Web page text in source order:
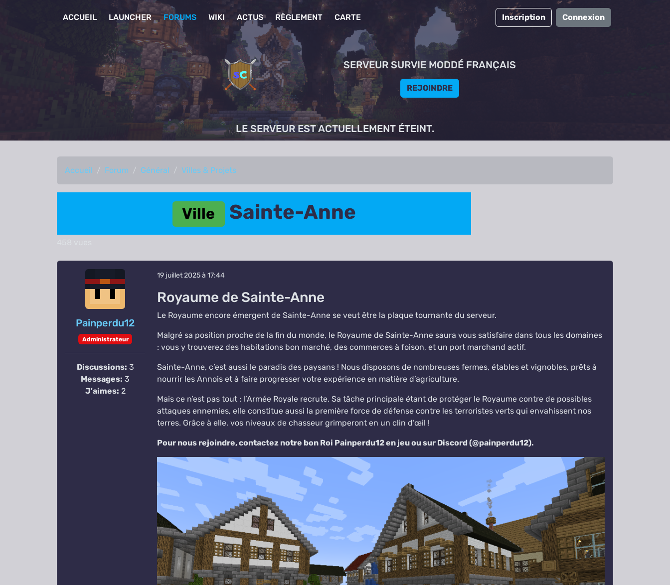
ACCUEIL LAUNCHER FORUMS WIKI ACTUS RÈGLEMENT CARTE Inscription Connexion
SERVEUR SURVIE MODDÉ FRANÇAIS
REJOINDRE
LE SERVEUR EST ACTUELLEMENT ÉTEINT.
Accueil Forum Général Villes & Projets
Ville Sainte-Anne
Painperdu12
Administrateur
Discussions: 3
Messages: 3
J'aimes: 2
19 juillet 2025 à 17:44
Royaume de Sainte-Anne
Le Royaume encore émergent de Sainte-Anne se veut être la plaque tournante du serveur.
Malgré sa position proche de la fin du monde, le Royaume de Sainte-Anne saura vous satisfaire dans tous les domaines
: vous y trouverez des habitations bon marché, des commerces à foison, et un port marchand actif.
Sainte-Anne, c’est aussi le paradis des paysans ! Nous disposons de nombreuses fermes, étables et vignobles, prêts à
nourrir les Annois et à faire progresser votre expérience en matière d’agriculture.
Mais ce n’est pas tout : l’Armée Royale recrute. Sa tâche principale étant de protéger le Royaume contre de possibles
attaques ennemies, elle constitue aussi la première force de défense contre les terroristes verts qui envahissent nos
terres. Grâce à elle, vos niveaux de chasseur grimperont en un clin d’œil !
Pour nous rejoindre, contactez notre bon Roi Painperdu12 en jeu ou sur Discord (@painperdu12).